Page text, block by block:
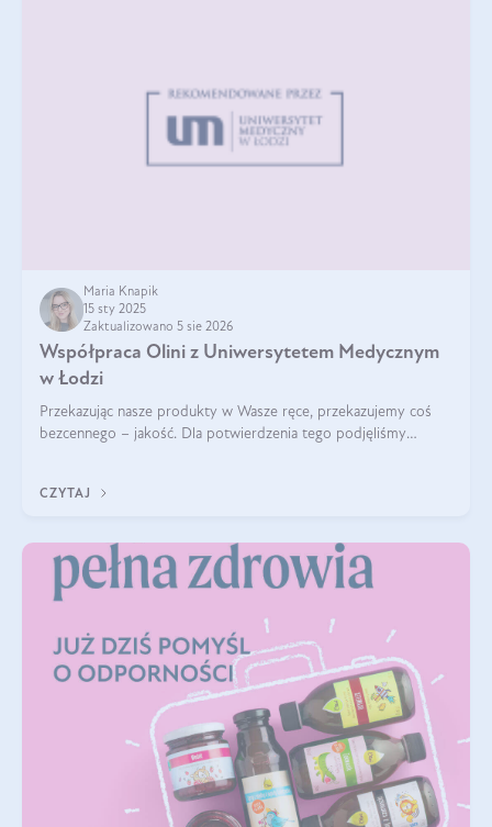
Maria Knapik
15 sty 2025
Zaktualizowano 5 sie 2026
Współpraca Olini z Uniwersytetem Medycznym
w Łodzi
Przekazując nasze produkty w Wasze ręce, przekazujemy coś
bezcennego – jakość. Dla potwierdzenia tego podjęliśmy
CZYTAJ